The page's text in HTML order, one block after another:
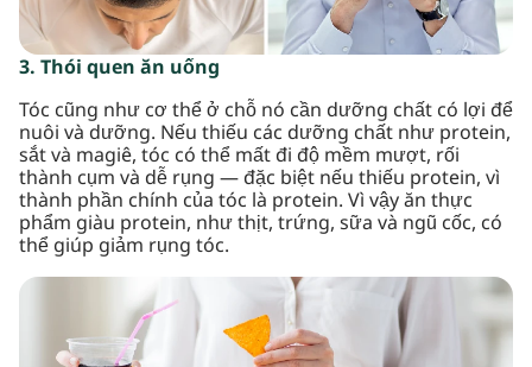
3. Thói quen ăn uống
Tóc cũng như cơ thể ở chỗ nó cần dưỡng chất có lợi để
nuôi và dưỡng. Nếu thiếu các dưỡng chất như protein,
sắt và magiê, tóc có thể mất đi độ mềm mượt, rối
thành cụm và dễ rụng — đặc biệt nếu thiếu protein, vì
thành phần chính của tóc là protein. Vì vậy ăn thực
phẩm giàu protein, như thịt, trứng, sữa và ngũ cốc, có
thể giúp giảm rụng tóc.